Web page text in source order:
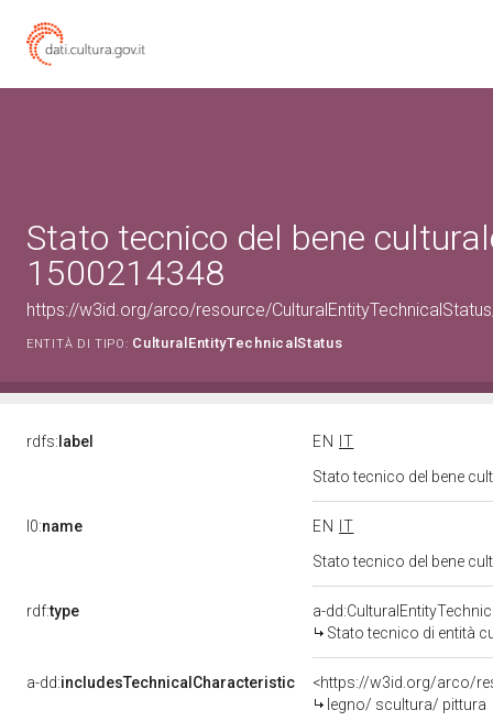
Stato tecnico del bene
1500214348
https://w3id.org/arco/resource/
ENTITÀ DI TIPO: CulturalEntityTechnicalStatus
rdfs: label EN
IT
Stato tecnico del bene
l0:name EN
IT
Stato tecnico del bene
rdf:type
a-
Stato tecnico di entità
a-dd:includesTechnicalCharacteristic
<https://w3id.org/arco/
legno/ scultura/ pittura